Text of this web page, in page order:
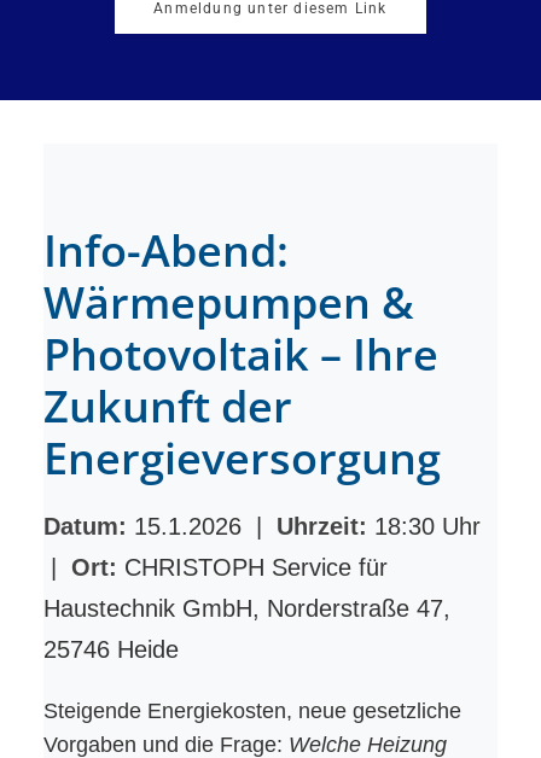
Anmeldung unter diesem Link
Info-Abend:
Wärmepumpen &
Photovoltaik – Ihre
Zukunft der
Energieversorgung
Datum: 15.1.2026 | Uhrzeit: 18:30 Uhr
Ort: CHRISTOPH Service für
Haustechnik GmbH, Norderstraße 47,
25746 Heide
Steigende Energiekosten, neue gesetzliche
Vorgaben und die Frage: Welche Heizung